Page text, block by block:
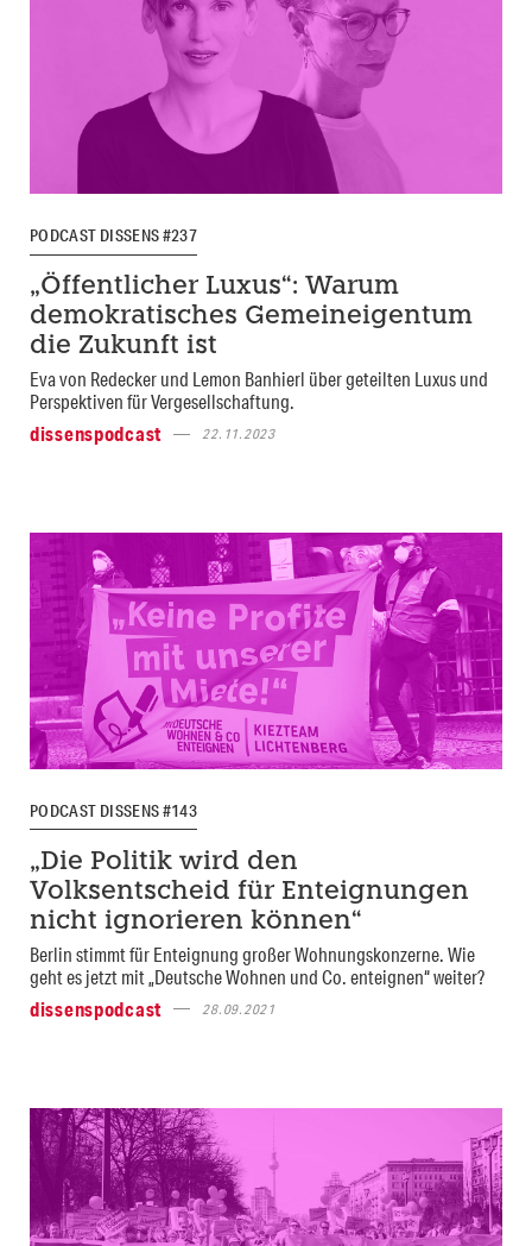
PODCAST DISSENS #237
„Öffentlicher Luxus“: Warum
demokratisches Gemeineigentum
die Zukunft ist
Eva von Redecker und Lemon Banhierl über geteilten Luxus und
Perspektiven für Vergesellschaftung.
dissenspodcast
22.11.2023
PODCAST DISSENS #143
„Die Politik wird den
Volksentscheid für Enteignungen
nicht ignorieren können“
Berlin stimmt für Enteignung großer Wohnungskonzerne. Wie
geht es jetzt mit „Deutsche Wohnen und Co. enteignen“ weiter?
dissenspodcast
28.09.2021